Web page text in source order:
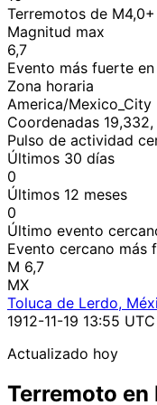
Terremotos de
Magnitud max
6,7
Evento más fuerte
Zona horaria
America/Mexico_City
Coordenadas 19,332,
Pulso de actividad
Últimos 30 días
0
Últimos 12 meses
0
Último evento
Evento cercano más
M 6,7
MX
Toluca de Lerdo,
1912-11-19 13:55 UTC
Actualizado hoy
Terremoto en